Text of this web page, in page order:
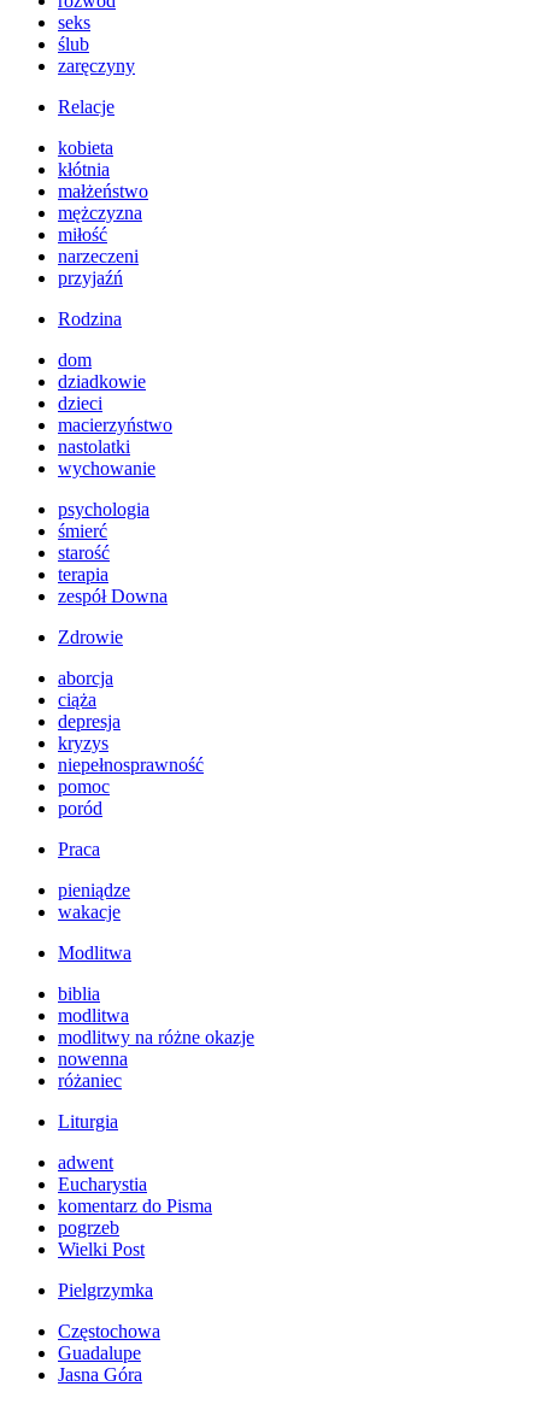
seks
ślub
zaręczyny
Relacje
kobieta
kłótnia
małżeństwo
mężczyzna
miłość
narzeczeni
przyjaźń
Rodzina
dom
dziadkowie
dzieci
macierzyństwo
nastolatki
wychowanie
psychologia
śmierć
starość
terapia
zespół Downa
Zdrowie
aborcja
ciąża
depresja
kryzys
niepełnosprawność
pomoc
poród
Praca
pieniądze
wakacje
Modlitwa
biblia
modlitwa
modlitwy na różne okazje
nowenna
różaniec
Liturgia
adwent
Eucharystia
komentarz do Pisma
pogrzeb
Wielki Post
Pielgrzymka
Częstochowa
Guadalupe
Jasna Góra